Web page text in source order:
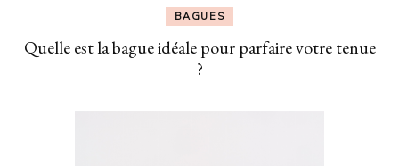
BAGUES
Quelle est la bague idéale pour parfaire votre tenue
?